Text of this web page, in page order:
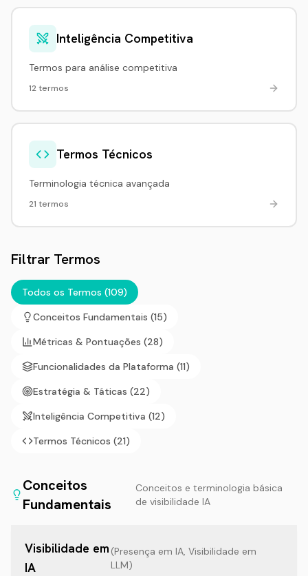
Inteligência Competitiva
Termos para análise competitiva
12 termos
Termos Técnicos
Terminologia técnica avançada
21 termos
Filtrar Termos
Todos os Termos (109)
Conceitos Fundamentais (15)
Métricas & Pontuações (28)
Funcionalidades da Plataforma (11)
Estratégia & Táticas (22)
Inteligência Competitiva (12)
Termos Técnicos (21)
Conceitos
Fundamentais
Conceitos e terminologia básica
de visibilidade IA
Visibilidade em
IA
(Presença em IA, Visibilidade em
LLM)